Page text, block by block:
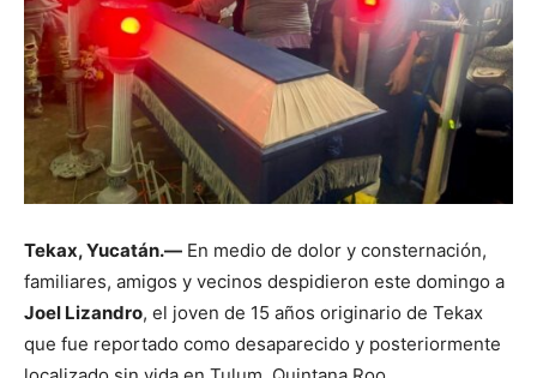
Tekax, Yucatán.— En medio de dolor y consternación,
familiares, amigos y vecinos despidieron este domingo a
Joel Lizandro, el joven de 15 años originario de Tekax
que fue reportado como desaparecido y posteriormente